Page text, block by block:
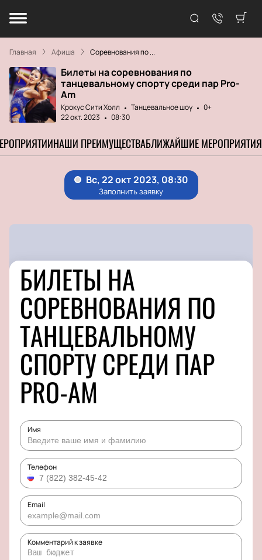
Главная Афиша Соревнования по ...
Билеты на соревнования по
танцевальному спорту среди пар Pro-
Am
Крокус Сити Холл Танцевальное шоу
0+
22 окт. 2023
08:30
НАШИ ПРЕИМУЩЕСТВАБЛИЖАЙШИЕ МЕРОПРИЯТИЯ
БИЛЕТЫ НА
СОРЕВНОВАНИЯ ПО
ТАНЦЕВАЛЬНОМУ
СПОРТУ СРЕДИ ПАР
PRO-AM
Имя
Телефон
Email
Комментарий к заявке